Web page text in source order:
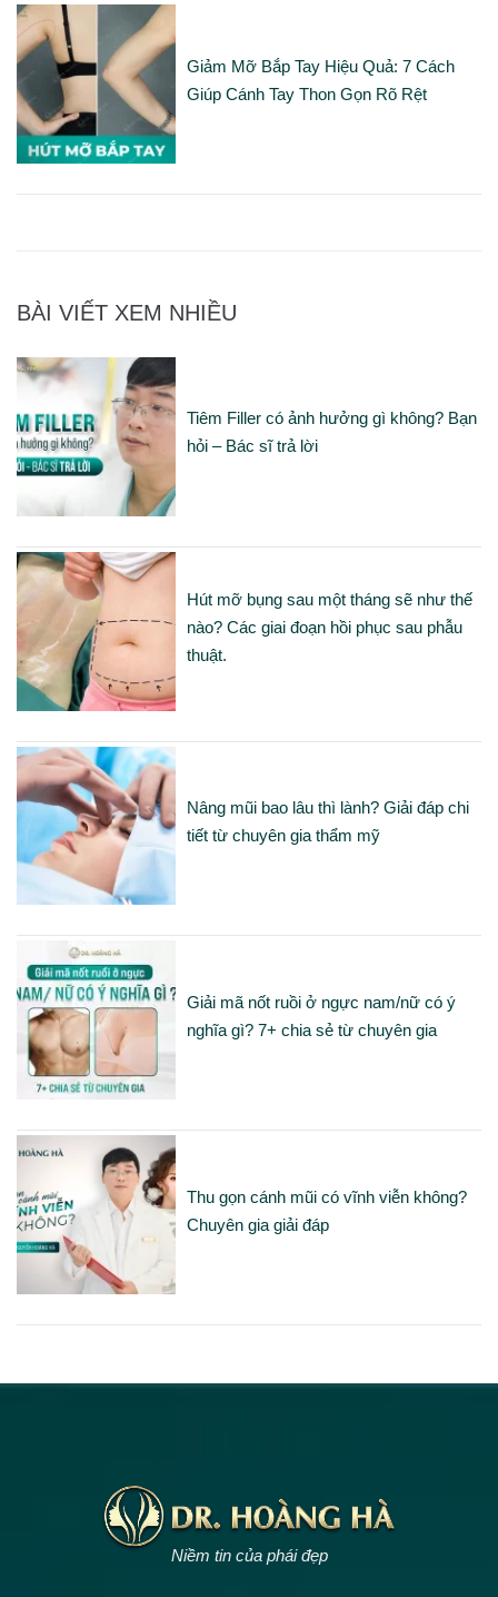
Giảm Mỡ Bắp Tay Hiệu Quả: 7 Cách
Giúp Cánh Tay Thon Gọn Rõ Rệt
BÀI VIẾT XEM NHIỀU
Tiêm Filler có ảnh hưởng gì không? Bạn
hỏi – Bác sĩ trả lời
Hút mỡ bụng sau một tháng sẽ như thế
nào? Các giai đoạn hồi phục sau phẫu
thuật.
Nâng mũi bao lâu thì lành? Giải đáp chi
tiết từ chuyên gia thẩm mỹ
Giải mã nốt ruồi ở ngực nam/nữ có ý
nghĩa gì? 7+ chia sẻ từ chuyên gia
Thu gọn cánh mũi có vĩnh viễn không?
Chuyên gia giải đáp
Niềm tin của phái đẹp